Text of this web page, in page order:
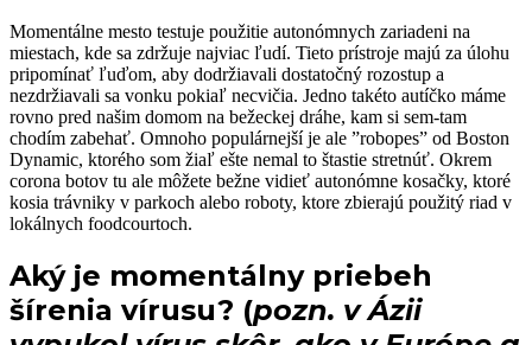
Momentálne mesto testuje použitie autonómnych zariadeni na
miestach, kde sa zdržuje najviac ľudí. Tieto prístroje majú za úlohu
pripomínať ľuďom, aby dodržiavali dostatočný rozostup a
nezdržiavali sa vonku pokiaľ necvičia. Jedno takéto autíčko máme
rovno pred našim domom na bežeckej dráhe, kam si sem-tam
chodím zabehať. Omnoho populárnejší je ale ”robopes” od Boston
Dynamic, ktorého som žiaľ ešte nemal to štastie stretnúť. Okrem
corona botov tu ale môžete bežne vidieť autonómne kosačky, ktoré
kosia trávniky v parkoch alebo roboty, ktore zbierajú použitý riad v
lokálnych foodcourtoch.
Aký je momentálny priebeh
šírenia vírusu? (pozn. v Ázii